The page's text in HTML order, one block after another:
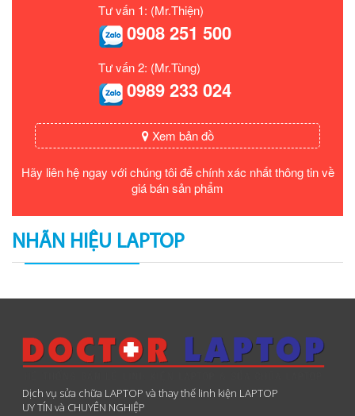
Tư vấn 1: (Mr.Thiện)
0908 251 500
Tư vấn 2: (Mr.Tùng)
0989 233 024
Xem bản đồ
Hãy liên hệ ngay với chúng tôi để chính xác nhất thông tin về
giá bán sản phẩm
NHÃN HIỆU LAPTOP
Dịch vụ sửa chữa LAPTOP và thay thế linh kiện LAPTOP
UY TÍN và CHUYÊN NGHIỆP